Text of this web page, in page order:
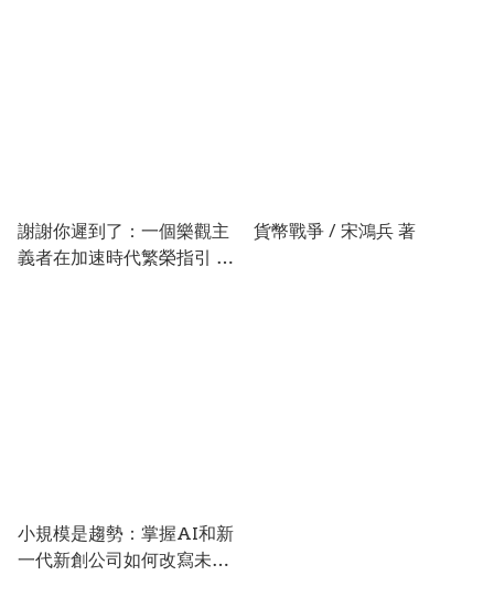
謝謝你遲到了：一個樂觀主
義者在加速時代繁榮指引 /
貨幣戰爭 / 宋鴻兵 著
小規模是趨勢：掌握AI和新
一代新創公司如何改寫未來